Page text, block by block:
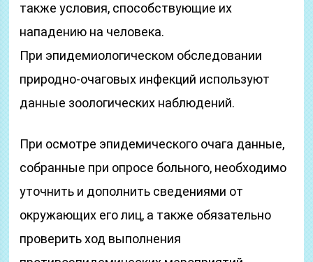
также условия, способствующие их
нападению на человека.
При эпидемиологическом обследовании
природно-очаговых инфекций используют
данные зоологических наблюдений.
При осмотре эпидемического очага данные,
собранные при опросе больного, необходимо
уточнить и дополнить сведениями от
окружающих его лиц, а также обязательно
проверить ход выполнения